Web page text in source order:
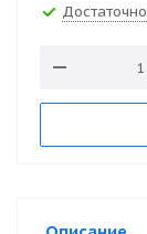
Достаточно